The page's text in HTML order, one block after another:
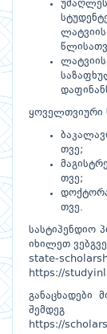
ყოველთვიური
თვე;
თვე;
თვე.
სასტიპენდიო
იხილეთ
state-
https://
განაცხადები
https://